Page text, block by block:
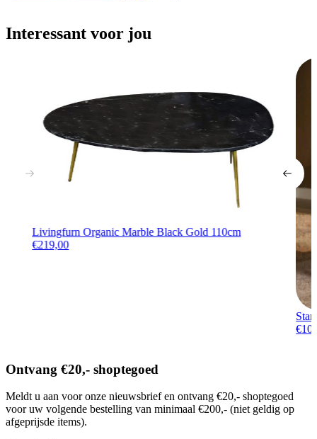
Interessant voor jou
Livingfurn Organic Marble Black Gold 110cm
€219,00
€
Ontvang €20,- shoptegoed
Meldt u aan voor onze nieuwsbrief en ontvang €20,- shoptegoed
voor uw volgende bestelling van minimaal €200,- (niet geldig op
afgeprijsde items).